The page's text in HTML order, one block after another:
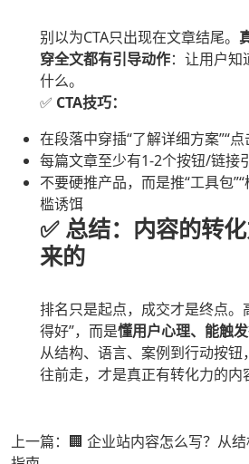
别以为CTA只出现在文章结尾。
穿全文都有引导动作：让用户
什么。
✅ CTA技巧：
在段落中穿插“了解详细方案”“
每篇文章至少有1-2个按钮/链接
不要硬推产品，而是推“工具包
槛诱饵
✅ 总结：内容的转
来的
排名只是起点，成交才是终点。
得好”，而是懂用户心理、能触
从结构、语言、案例到行动按钮
往前走，才是真正有转化力的内
上一篇：🏢 企业站内容怎么写？从